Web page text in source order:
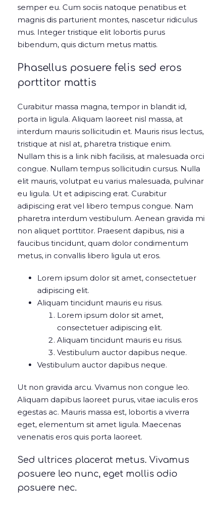
semper eu. Cum sociis natoque penatibus et
magnis dis parturient montes, nascetur ridiculus
mus. Integer tristique elit lobortis purus
bibendum, quis dictum metus mattis.
Phasellus posuere felis sed eros
porttitor mattis
Curabitur massa magna, tempor in blandit id,
porta in ligula. Aliquam laoreet nisl massa, at
interdum mauris sollicitudin et. Mauris risus lectus,
tristique at nisl at, pharetra tristique enim.
Nullam this is a link nibh facilisis, at malesuada orci
congue. Nullam tempus sollicitudin cursus. Nulla
elit mauris, volutpat eu varius malesuada, pulvinar
eu ligula. Ut et adipiscing erat. Curabitur
adipiscing erat vel libero tempus congue. Nam
pharetra interdum vestibulum. Aenean gravida mi
non aliquet porttitor. Praesent dapibus, nisi a
faucibus tincidunt, quam dolor condimentum
metus, in convallis libero ligula ut eros.
Lorem ipsum dolor sit amet, consectetuer
adipiscing elit.
Aliquam tincidunt mauris eu risus.
Lorem ipsum dolor sit amet,
consectetuer adipiscing elit.
Aliquam tincidunt mauris eu risus.
Vestibulum auctor dapibus neque.
Vestibulum auctor dapibus neque.
Ut non gravida arcu. Vivamus non congue leo.
Aliquam dapibus laoreet purus, vitae iaculis eros
egestas ac. Mauris massa est, lobortis a viverra
eget, elementum sit amet ligula. Maecenas
venenatis eros quis porta laoreet.
Sed ultrices placerat metus. Vivamus
posuere leo nunc, eget mollis odio
posuere nec.